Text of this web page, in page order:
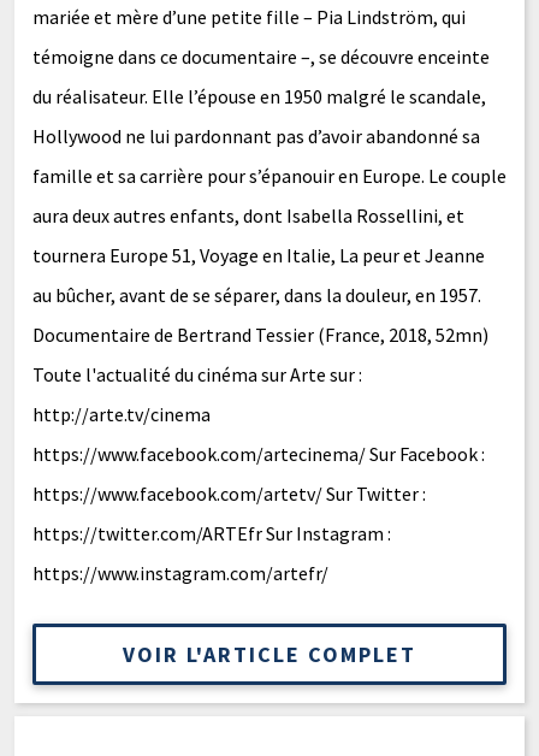
mariée et mère d’une petite fille – Pia Lindström, qui
témoigne dans ce documentaire –, se découvre enceinte
du réalisateur. Elle l’épouse en 1950 malgré le scandale,
Hollywood ne lui pardonnant pas d’avoir abandonné sa
famille et sa carrière pour s’épanouir en Europe. Le couple
aura deux autres enfants, dont Isabella Rossellini, et
tournera Europe 51, Voyage en Italie, La peur et Jeanne
au bûcher, avant de se séparer, dans la douleur, en 1957.
Documentaire de Bertrand Tessier (France, 2018, 52mn)
Toute l'actualité du cinéma sur Arte sur :
http://arte.tv/cinema
https://www.facebook.com/artecinema/ Sur Facebook :
https://www.facebook.com/artetv/ Sur Twitter :
https://twitter.com/ARTEfr Sur Instagram :
https://www.instagram.com/artefr/
VOIR L'ARTICLE COMPLET